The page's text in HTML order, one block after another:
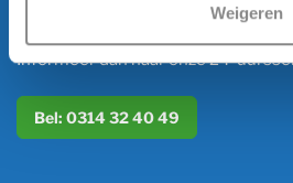
Weigeren
Informeer dan naar onze 24-
Bel: 0314 32 40 49